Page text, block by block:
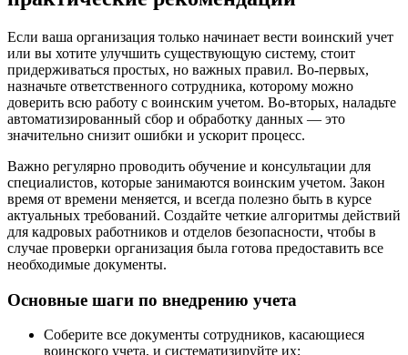
Если ваша организация только начинает вести воинский учет
или вы хотите улучшить существующую систему, стоит
придерживаться простых, но важных правил. Во-первых,
назначьте ответственного сотрудника, которому можно
доверить всю работу с воинским учетом. Во-вторых, наладьте
автоматизированный сбор и обработку данных — это
значительно снизит ошибки и ускорит процесс.
Важно регулярно проводить обучение и консультации для
специалистов, которые занимаются воинским учетом. Закон
время от времени меняется, и всегда полезно быть в курсе
актуальных требований. Создайте четкие алгоритмы действий
для кадровых работников и отделов безопасности, чтобы в
случае проверки организация была готова предоставить все
необходимые документы.
Основные шаги по внедрению учета
Соберите все документы сотрудников, касающиеся
воинского учета, и систематизируйте их;